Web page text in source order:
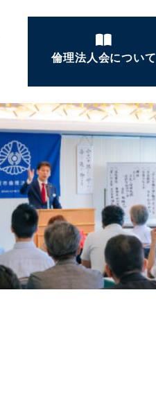
倫理法人会について
倫理法人会とは
倫理を学ぶ
会長あいさつ